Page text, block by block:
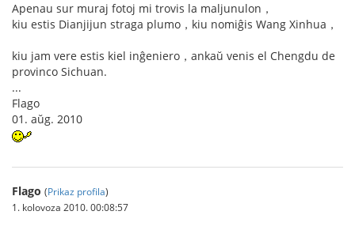
Apenau sur muraj fotoj mi trovis la maljunulon，
kiu estis Dianjijun straga plumo，kiu nomiĝis Wang Xinhua，
kiu jam vere estis kiel inĝeniero，ankaŭ venis el Chengdu de
provinco Sichuan.
...
Flago
01. aŭg. 2010
Flago (Prikaz profila)
1. kolovoza 2010. 00:08:57